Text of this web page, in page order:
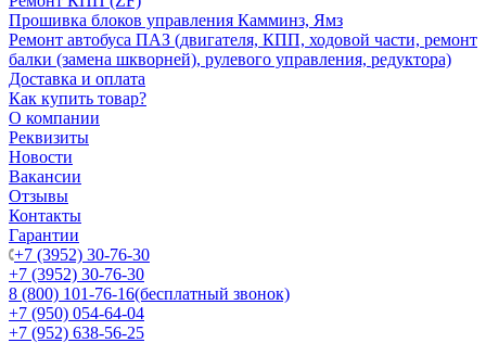
Прошивка блоков управления Камминз, Ямз
Ремонт автобуса ПАЗ (двигателя, КПП, ходовой части, ремонт
балки (замена шкворней), рулевого управления, редуктора)
Доставка и оплата
Как купить товар?
О компании
Реквизиты
Новости
Вакансии
Отзывы
Контакты
Гарантии
+7 (3952) 30-76-30
+7 (3952) 30-76-30
8 (800) 101-76-16(бесплатный звонок)
+7 (950) 054-64-04
+7 (952) 638-56-25